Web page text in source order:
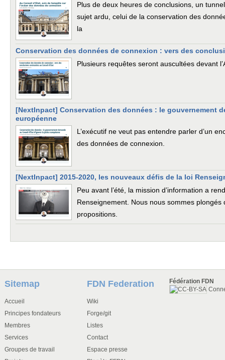
Plus de deux heures de conclusions, un
sujet ardu, celui de la conservation des
la
Conservation des données de connexion : vers des
Plusieurs requêtes seront auscultées devant
[NextInpact] Conservation des données : le gouvernement
européenne
L’exécutif ne veut pas entendre parler d’un
des données de connexion.
[NextInpact] 2015-2020, les nouveaux défis de la loi
Peu avant l’été, la mission d’information a
Renseignement. Nous nous sommes
propositions.
Sitemap
Accueil
Principes fondateurs
Membres
Services
Groupes de travail
FDN Federation
Wiki
Forge/git
Listes
Contact
Espace presse
Fédération FDN